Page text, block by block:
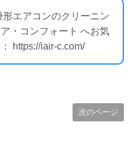
エアコンのクリーニン
・コンフォート へお気
https://iair-c.com/
次のページ